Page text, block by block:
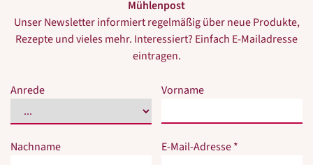
Mühlenpost
Unser Newsletter informiert regelmäßig über neue Produkte,
Rezepte und vieles mehr. Interessiert? Einfach E-Mailadresse
eintragen.
Bitte
Feld
nicht
ausfüllen.
Bitte
Feld
nicht
ausfüllen.
Anrede Vorname
Nachname E-Mail-Adresse *